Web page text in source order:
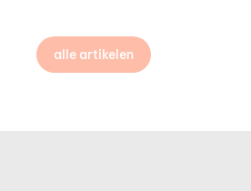
alle artikelen